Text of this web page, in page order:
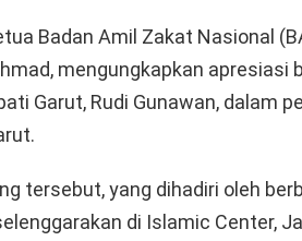
Badan Amil Zakat Nasional
mengungkapkan apresiasi
Garut, Rudi Gunawan, dalam
tersebut, yang dihadiri oleh
di Islamic Center,